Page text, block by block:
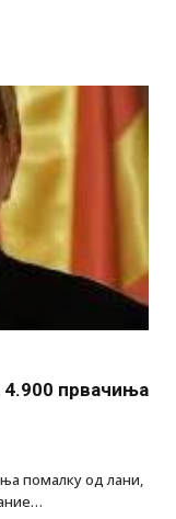
4.900 првачиња
помалку од лани,